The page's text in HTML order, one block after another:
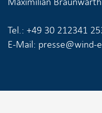
Tel.: +49 30 212341
E-Mail: presse@wind-